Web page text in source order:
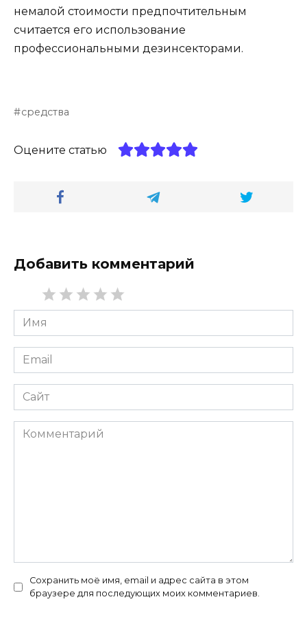
немалой стоимости предпочтительным
считается его использование
профессиональными дезинсекторами.
средства
Оцените статью
Добавить комментарий
Имя
*
Email
*
Сайт
Комментарий
Сохранить моё имя, email и адрес сайта в этом
браузере для последующих моих комментариев.